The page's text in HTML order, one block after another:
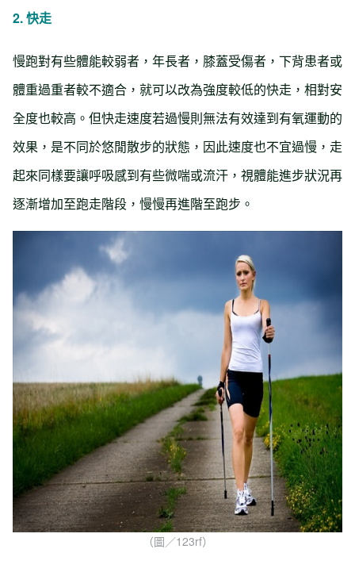
2. 快走
慢跑對有些體能較弱者，年長者，膝蓋受傷者，下背患者或
體重過重者較不適合，就可以改為強度較低的快走，相對安
全度也較高。但快走速度若過慢則無法有效達到有氧運動的
效果，是不同於悠閒散步的狀態，因此速度也不宜過慢，走
起來同樣要讓呼吸感到有些微喘或流汗，視體能進步狀況再
逐漸增加至跑走階段，慢慢再進階至跑步。
（圖／123rf）